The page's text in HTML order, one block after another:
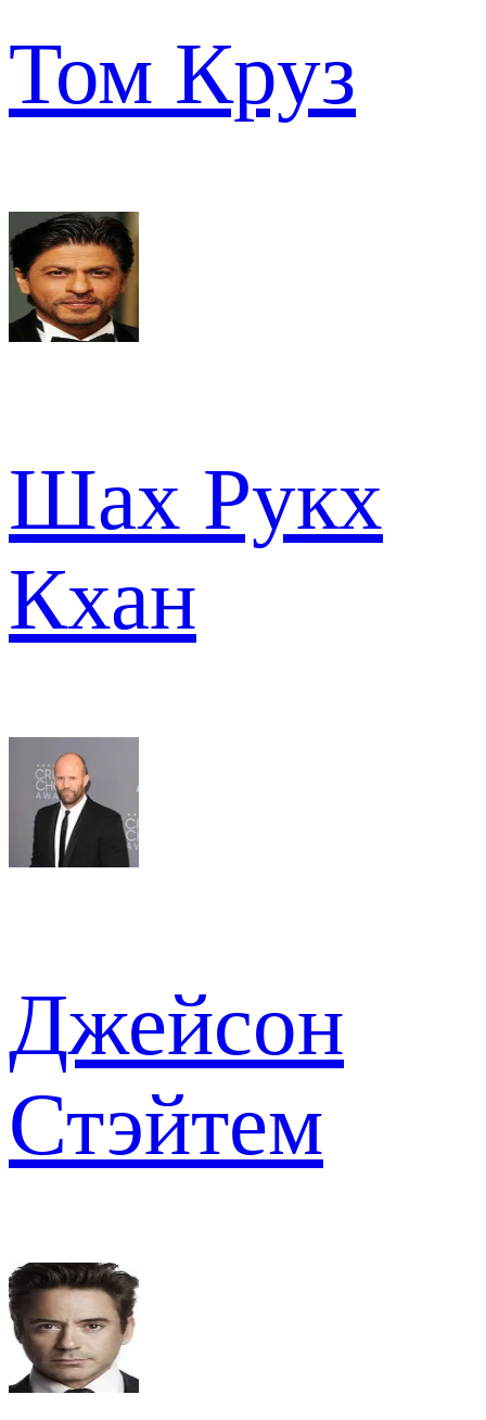
Том Круз
Шах Рукх
Кхан
Джейсон
Стэйтем